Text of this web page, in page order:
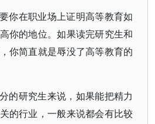
你在职业场上证明高等教育如
你的地位。如果读完研究生和
你简直就是辱没了高等教育的
的研究生来说，如果能把精力
的行业，一般来说都会有比较